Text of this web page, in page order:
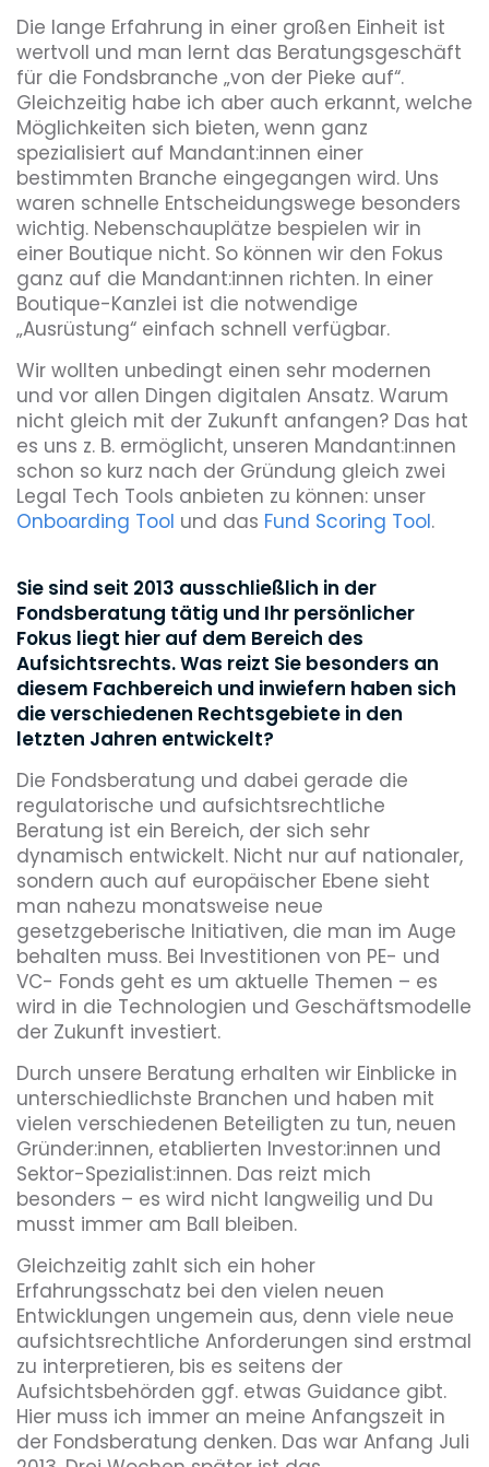
Die lange Erfahrung in einer großen Einheit ist
wertvoll und man lernt das Beratungsgeschäft
für die Fondsbranche „von der Pieke auf“.
Gleichzeitig habe ich aber auch erkannt, welche
Möglichkeiten sich bieten, wenn ganz
spezialisiert auf Mandant:innen einer
bestimmten Branche eingegangen wird. Uns
waren schnelle Entscheidungswege besonders
wichtig. Nebenschauplätze bespielen wir in
einer Boutique nicht. So können wir den Fokus
ganz auf die Mandant:innen richten. In einer
Boutique-Kanzlei ist die notwendige
„Ausrüstung“ einfach schnell verfügbar.
Wir wollten unbedingt einen sehr modernen
und vor allen Dingen digitalen Ansatz. Warum
nicht gleich mit der Zukunft anfangen? Das hat
es uns z. B. ermöglicht, unseren Mandant:innen
schon so kurz nach der Gründung gleich zwei
Legal Tech Tools anbieten zu können: unser
Onboarding Tool und das Fund Scoring Tool.
Sie sind seit 2013 ausschließlich in der
Fondsberatung tätig und Ihr persönlicher
Fokus liegt hier auf dem Bereich des
Aufsichtsrechts. Was reizt Sie besonders an
diesem Fachbereich und inwiefern haben sich
die verschiedenen Rechtsgebiete in den
letzten Jahren entwickelt?
Die Fondsberatung und dabei gerade die
regulatorische und aufsichtsrechtliche
Beratung ist ein Bereich, der sich sehr
dynamisch entwickelt. Nicht nur auf nationaler,
sondern auch auf europäischer Ebene sieht
man nahezu monatsweise neue
gesetzgeberische Initiativen, die man im Auge
behalten muss. Bei Investitionen von PE- und
VC- Fonds geht es um aktuelle Themen – es
wird in die Technologien und Geschäftsmodelle
der Zukunft investiert.
Durch unsere Beratung erhalten wir Einblicke in
unterschiedlichste Branchen und haben mit
vielen verschiedenen Beteiligten zu tun, neuen
Gründer:innen, etablierten Investor:innen und
Sektor-Spezialist:innen. Das reizt mich
besonders – es wird nicht langweilig und Du
musst immer am Ball bleiben.
Gleichzeitig zahlt sich ein hoher
Erfahrungsschatz bei den vielen neuen
Entwicklungen ungemein aus, denn viele neue
aufsichtsrechtliche Anforderungen sind erstmal
zu interpretieren, bis es seitens der
Aufsichtsbehörden ggf. etwas Guidance gibt.
Hier muss ich immer an meine Anfangszeit in
der Fondsberatung denken. Das war Anfang Juli